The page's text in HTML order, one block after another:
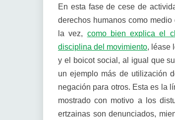
En esta fase de cese de
derechos humanos como
la vez, como bien explica el
disciplina del movimiento, léase
y el boicot social, al igual que
un ejemplo más de utilización
negación para otros. Esta es la
mostrado con motivo a los
ertzainas son denunciados,